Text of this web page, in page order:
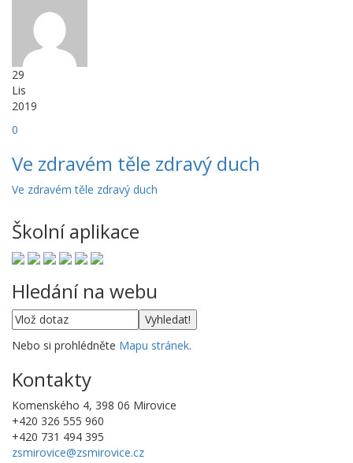
29
Lis
2019
0
Ve zdravém těle zdravý duch
Ve zdravém těle zdravý duch
Školní aplikace
Hledání na webu
Nebo si prohlédněte Mapu stránek.
Kontakty
Komenského 4, 398 06 Mirovice
+420 326 555 960
+420 731 494 395
zsmirovice@zsmirovice.cz